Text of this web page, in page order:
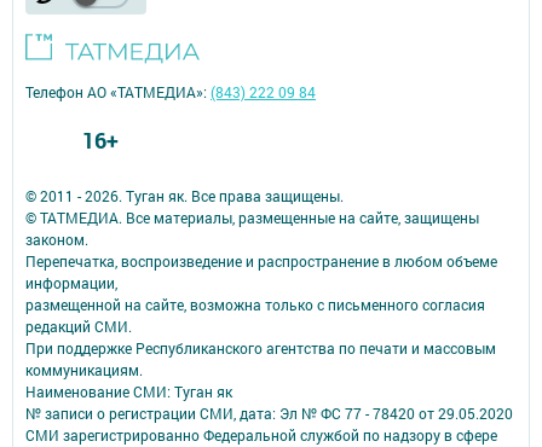
© 2011 - 2026. Туган як. Все права защищены.
© ТАТМЕДИА. Все материалы, размещенные на сайте, защищены
законом.
Перепечатка, воспроизведение и распространение в любом объеме
информации,
размещенной на сайте, возможна только с письменного согласия
редакций СМИ.
При поддержке Республиканского агентства по печати и массовым
коммуникациям.
Наименование СМИ: Туган як
№ записи о регистрации СМИ, дата: Эл № ФС 77 - 78420 от 29.05.2020
СМИ зарегистрированно Федеральной службой по надзору в сфере
Телефон АО «ТАТМЕДИА»:(843) 222 09 84
16+